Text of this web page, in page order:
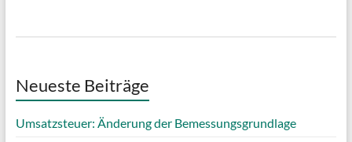
Neueste Beiträge
Umsatzsteuer: Änderung der Bemessungsgrundlage